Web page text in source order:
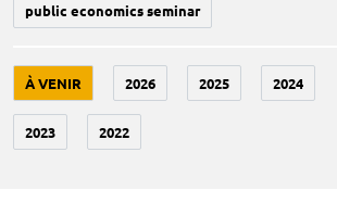
public economics seminar
À VENIR 2026 2025 2024
2023 2022